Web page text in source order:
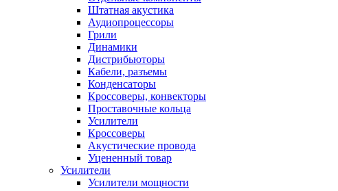
Штатная акустика
Аудиопроцессоры
Грили
Динамики
Дистрибьюторы
Кабели, разъемы
Конденсаторы
Кроссоверы, конвекторы
Проставочные кольца
Усилители
Кроссоверы
Акустические провода
Уцененный товар
Усилители
Усилители мощности